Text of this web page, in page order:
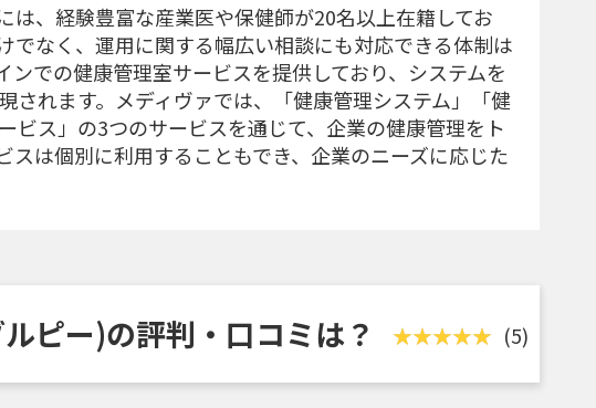
は、経験豊富な産業医や保健師が20名以上在籍してお
でなく、運用に関する幅広い相談にも対応できる体制は
ンでの健康管理室サービスを提供しており、システムを
されます。メディヴァでは、「健康管理システム」「健
ビス」の3つのサービスを通じて、企業の健康管理をト
スは個別に利用することもでき、企業のニーズに応じた
ピー)の評判・口コミは？ (5)